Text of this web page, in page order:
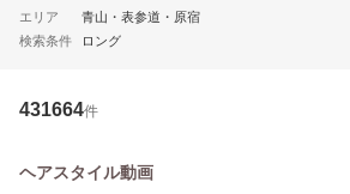
エリア
青山・表参道・原宿
検索条件
ロング
431664件
ヘアスタイル動画